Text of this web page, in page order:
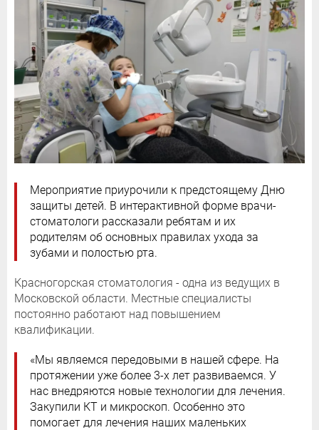
Мероприятие приурочили к предстоящему Дню
защиты детей. В интерактивной форме врачи-
стоматологи рассказали ребятам и их
родителям об основных правилах ухода за
зубами и полостью рта.
Красногорская стоматология - одна из ведущих в
Московской области. Местные специалисты
постоянно работают над повышением
квалификации.
«Мы являемся передовыми в нашей сфере. На
протяжении уже более 3-х лет развиваемся. У
нас внедряются новые технологии для лечения.
Закупили КТ и микроскоп. Особенно это
помогает для лечения наших маленьких